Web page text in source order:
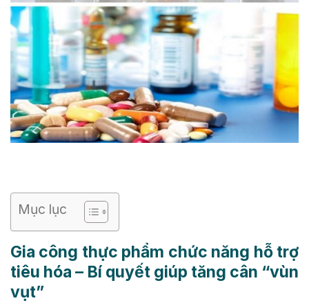
Mục lục
Gia công thực phẩm chức năng hỗ trợ
tiêu hóa – Bí quyết giúp tăng cân “vùn
vụt”